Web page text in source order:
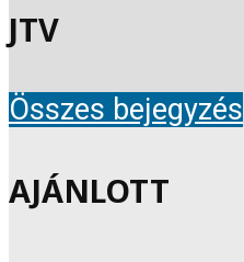
JTV
Összes bejegyzés
AJÁNLOTT